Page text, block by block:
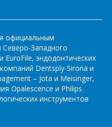
официальным
Северо-Западного
EuroFile, эндодонтических
Dentsply-Sirona и
– Jota и Meisinger,
Opalescence и Philips
инструментов